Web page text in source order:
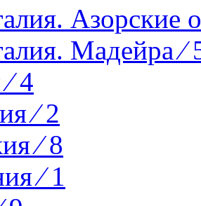
Азорские
Мадейра ⁄
4
⁄ 2
⁄ 8
⁄ 1